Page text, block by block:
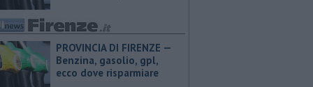
PROVINCIA DI FIRENZE — ​
Benzina, gasolio, gpl,
ecco dove risparmiare